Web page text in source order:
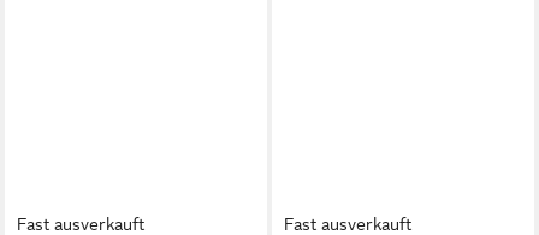
Fast ausverkauft Fast ausverkauft